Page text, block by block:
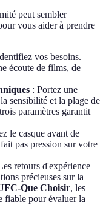
peut sembler
vous aider à prendre
vos besoins.
écoute de films, de
: Portez une
sensibilité et la plage de
paramètres garantit
le casque avant de
pas pression sur votre
retours d'expérience
précieuses sur la
Que Choisir, les
fiable pour évaluer la